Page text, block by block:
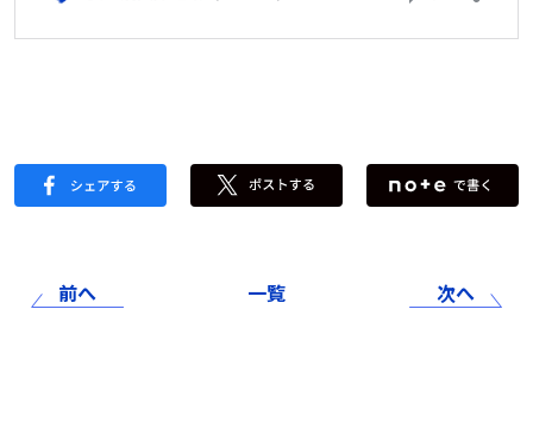
前へ 一覧 次へ